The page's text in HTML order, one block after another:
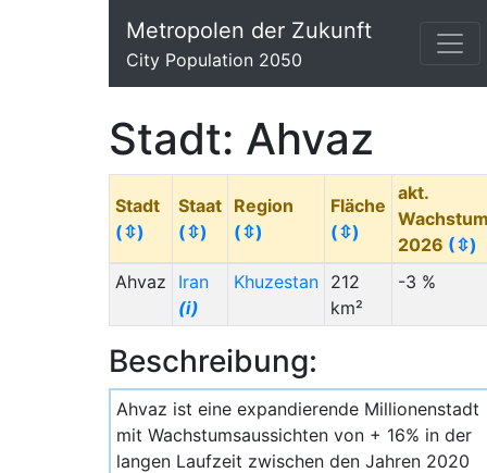
Metropolen der Zukunft
City Population 2050
Stadt: Ahvaz
Stadt
(⇳)
Staat
(⇳)
Region
(⇳)
Fläche
(⇳)
akt.
2026 (⇳)
Ahvaz
Iran
(i)
Khuzestan
212
km²
-3 %
Beschreibung:
Ahvaz ist eine expandierende Millionenstadt
mit Wachstumsaussichten von + 16% in der
langen Laufzeit zwischen den Jahren 2020